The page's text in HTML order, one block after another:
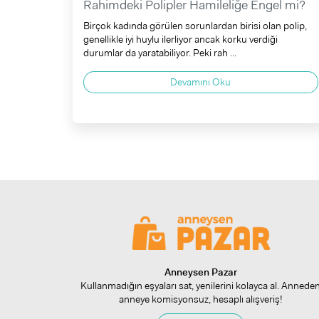
Rahimdeki Polipler Hamileliğe Engel mi?
Birçok kadında görülen sorunlardan birisi olan polip,
genellikle iyi huylu ilerliyor ancak korku verdiği
durumlar da yaratabiliyor. Peki rah ...
Devamını Oku
Anneysen Pazar
Kullanmadığın eşyaları sat, yenilerini kolayca al.
anneye komisyonsuz, hesaplı alışveriş!